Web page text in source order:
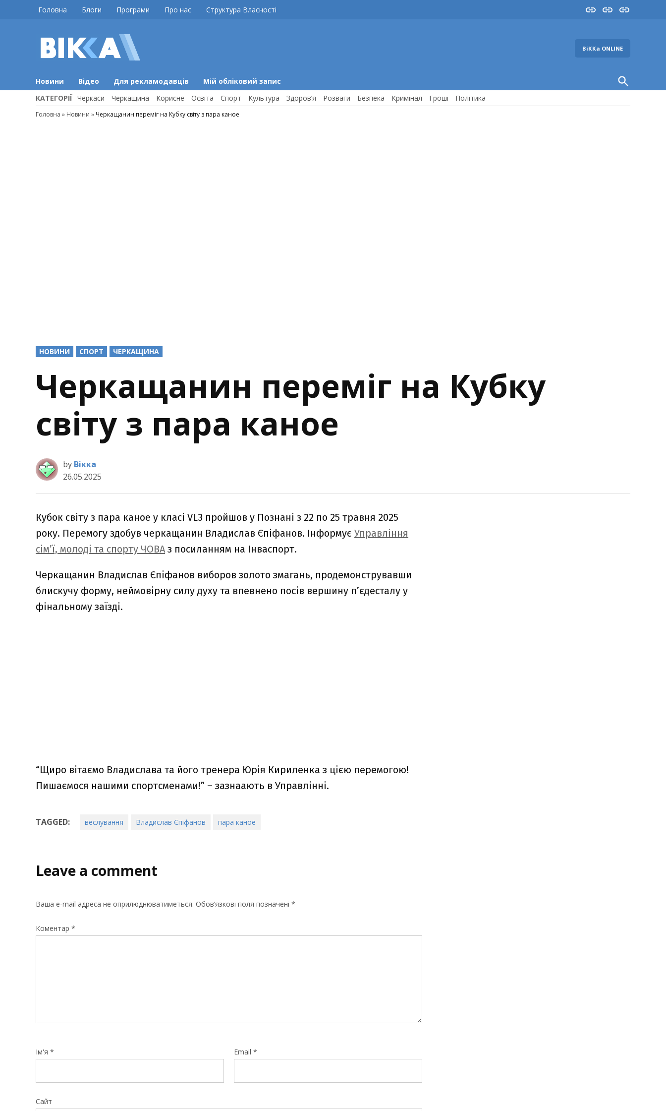
Головна Блоги Програми Про нас Структура Власності InstaYouTube
FB
ВіККа ONLINE
Новини Відео Для рекламодавців Мій обліковий запис
Open
Search
КАТЕГОРІЇ Черкаси Черкащина Корисне Освіта Спорт Культура Здоров’я Розваги Безпека Кримінал Гроші Політика
Головна » Новини » Черкащанин переміг на Кубку світу з пара каное
POSTED
IN
НОВИНИ СПОРТ ЧЕРКАЩИНА
Черкащанин переміг на Кубку
світу з пара каное
by Вікка
26.05.2025
Кубок світу з пара каное у класі VL3 пройшов у Познані з 22 по 25 травня 2025
року. Перемогу здобув черкащанин Владислав Єпіфанов. Інформує Управління
сім’ї, молоді та спорту ЧОВАз посиланням на Інваспорт.
Черкащанин Владислав Єпіфанов виборов золото змагань, продемонструвавши
блискучу форму, неймовірну силу духу та впевнено посів вершину п’єдесталу у
фінальному заїзді.
“Щиро вітаємо Владислава та його тренера Юрія Кириленка з цією перемогою!
Пишаємося нашими спортсменами!” – зазнаають в Управлінні.
TAGGED: веслування Владислав Єпіфанов пара каное
Leave a comment
Ваша e-mail адреса не оприлюднюватиметься. Обов’язкові поля позначені *
Коментар *
Ім'я * Email *
Сайт